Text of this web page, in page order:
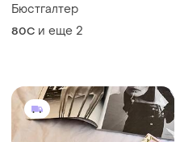
Бюстгалтер
80C и еще 2